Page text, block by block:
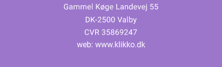
web: www.klikko.dk